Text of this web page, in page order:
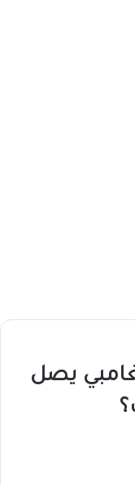
يصل